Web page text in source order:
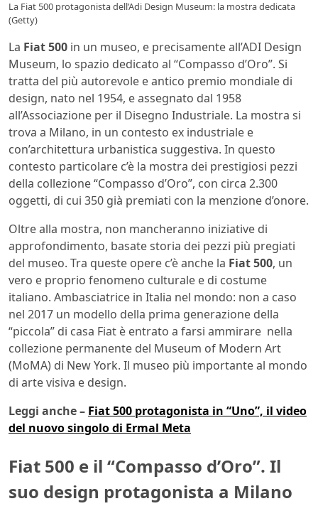
La Fiat 500 protagonista dell’Adi Design Museum: la mostra dedicata
(Getty)
La Fiat 500 in un museo, e precisamente all’ADI Design
Museum, lo spazio dedicato al “Compasso d’Oro”. Si
tratta del più autorevole e antico premio mondiale di
design, nato nel 1954, e assegnato dal 1958
all’Associazione per il Disegno Industriale. La mostra si
trova a Milano, in un contesto ex industriale e
con’architettura urbanistica suggestiva. In questo
contesto particolare c’è la mostra dei prestigiosi pezzi
della collezione “Compasso d’Oro”, con circa 2.300
oggetti, di cui 350 già premiati con la menzione d’onore.
Oltre alla mostra, non mancheranno iniziative di
approfondimento, basate storia dei pezzi più pregiati
del museo. Tra queste opere c’è anche la Fiat 500, un
vero e proprio fenomeno culturale e di costume
italiano. Ambasciatrice in Italia nel mondo: non a caso
nel 2017 un modello della prima generazione della
“piccola” di casa Fiat è entrato a farsi ammirare nella
collezione permanente del Museum of Modern Art
(MoMA) di New York. Il museo più importante al mondo
di arte visiva e design.
Leggi anche – Fiat 500 protagonista in “Uno”, il video
del nuovo singolo di Ermal Meta
Fiat 500 e il “Compasso d’Oro”. Il
suo design protagonista a Milano